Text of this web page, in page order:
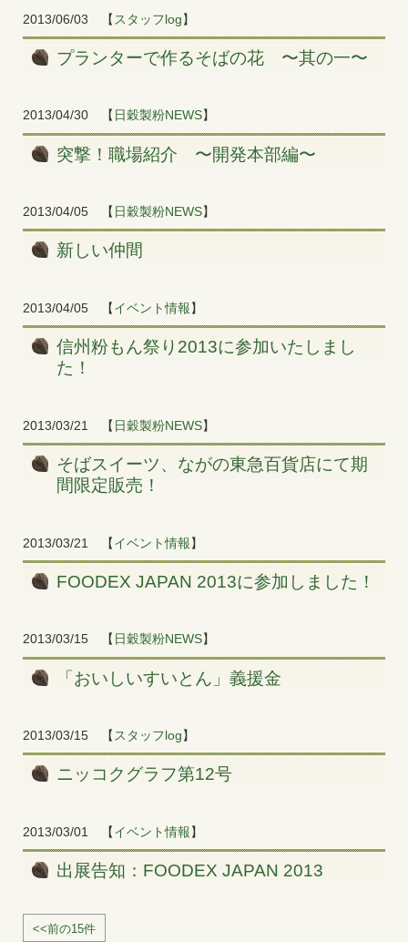
2013/06/03 【 スタッフlog】
プランターで作るそばの花 〜其の一〜
2013/04/30 【 日穀製粉NEWS】
突撃！職場紹介 〜開発本部編〜
2013/04/05 【 日穀製粉NEWS】
新しい仲間
2013/04/05 【イベント情報】
信州粉もん祭り2013に参加いたしまし
た！
2013/03/21 【 日穀製粉NEWS】
そばスイーツ、ながの東急百貨店にて期
間限定販売！
2013/03/21 【イベント情報】
FOODEX JAPAN 2013に参加しました！
2013/03/15 【 日穀製粉NEWS】
「おいしいすいとん」義援金
2013/03/15 【 スタッフlog】
ニッコクグラフ第12号
2013/03/01 【イベント情報】
出展告知：FOODEX JAPAN 2013
<<前の15件